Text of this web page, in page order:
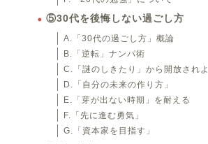
⑤30代を後悔しない過ごし方
A.「30代の過ごし方」概論
B.「逆転」ナンパ術
C.「謎のしきたり」から開放されよ
D.「自分の未来の作り方」
E.「芽が出ない時期」を耐える
F.「先に進む勇気」
G.「資本家を目指す」